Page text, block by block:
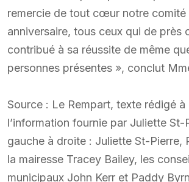
remercie de tout cœur notre comité
anniversaire, tous ceux qui de près
contribué à sa réussite de même
personnes présentes », conclut
Source : Le Rempart, texte rédigé
l’information fournie par Juliette
gauche à droite : Juliette St-Pierre,
la mairesse Tracey Bailey, les
municipaux John Kerr et Paddy